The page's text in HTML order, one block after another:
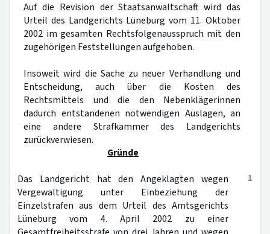
Auf die Revision der Staatsanwaltschaft wird das
Urteil des Landgerichts Lüneburg vom 11. Oktober
2002 im gesamten Rechtsfolgenausspruch mit den
zugehörigen Feststellungen aufgehoben.
Insoweit wird die Sache zu neuer Verhandlung und
Entscheidung, auch über die Kosten des
Rechtsmittels und die den Nebenklägerinnen
dadurch entstandenen notwendigen Auslagen, an
eine andere Strafkammer des Landgerichts
zurückverwiesen.
Gründe
1
Das Landgericht hat den Angeklagten wegen
Vergewaltigung unter Einbeziehung der
Einzelstrafen aus dem Urteil des Amtsgerichts
Lüneburg vom 4. April 2002 zu einer